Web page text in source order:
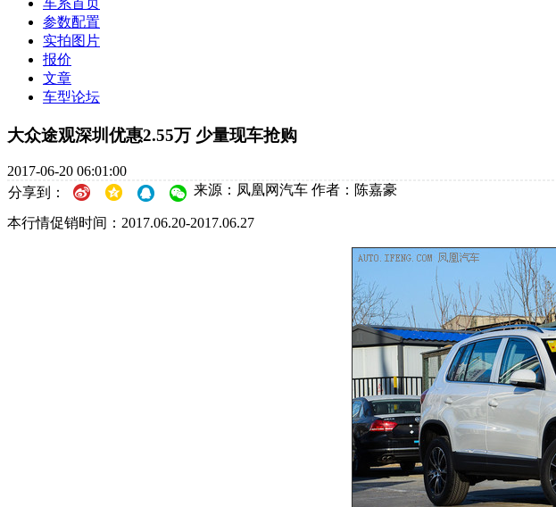
参数配置
实拍图片
报价
文章
车型论坛
大众途观深圳优惠2.55万 少量现车抢购
2017-06-20 06:01:00
分享到：
来源：凤凰网汽车 作者：陈嘉豪
本行情促销时间：2017.06.20-2017.06.27